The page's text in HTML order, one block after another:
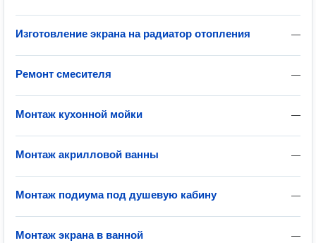
—
Изготовление экрана на радиатор отопления
—
Ремонт смесителя
—
Монтаж кухонной мойки
—
Монтаж акрилловой ванны
—
Монтаж подиума под душевую кабину
—
Монтаж экрана в ванной